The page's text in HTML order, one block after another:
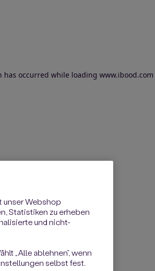
has occurred while loading www.ibood.com
unser Webshop
Statistiken zu erheben
und nicht-
„Alle ablehnen“, wenn
selbst fest.